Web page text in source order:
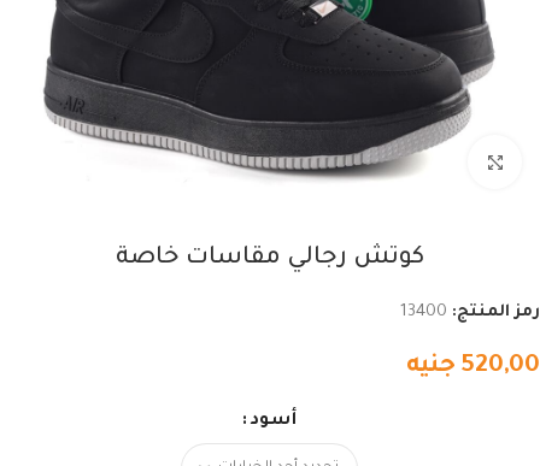
اضغط للتكبير
كوتش رجالي مقاسات خاصة
رمز المنتج: 13400
520,00 جنيه
أسود